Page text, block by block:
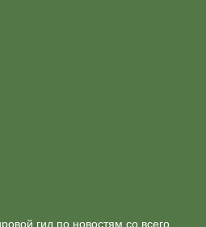
гид по новостям со всего